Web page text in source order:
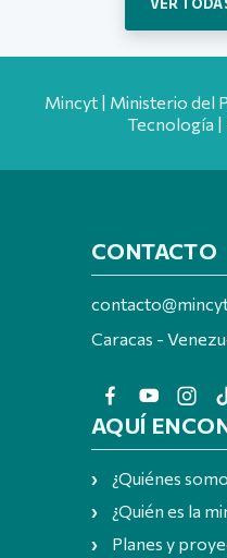
Mincyt | Ministerio del
Tecnología
CONTACTO
Caracas -
AQUÍ
¿Quiénes
¿Quién es la
Planes y